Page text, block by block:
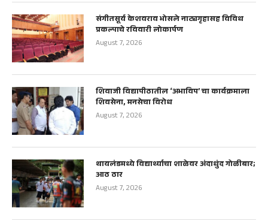
संगीतसूर्य केशवराव भोसले नाट्यगृहासह विविध
प्रकल्पाचे रविवारी लोकार्पण
August 7, 2026
शिवाजी विद्यापीठातील ‘अभाविप’ चा कार्यक्रमाला
शिवसेना, मनसेचा विरोध
August 7, 2026
थायलंडमध्ये विद्यार्थ्याचा शाळेवर अंदाधुंद गोळीबार;
आठ ठार
August 7, 2026